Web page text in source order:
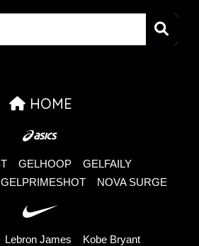
HOME
GELHOOP
GELFAILY
GELPRIMESHOT NOVA SURGE
Lebron James
Kobe Bryant